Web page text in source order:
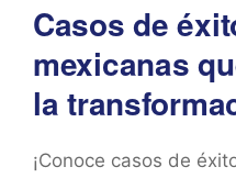
Casos de
mexicanas
la
¡Conoce casos de